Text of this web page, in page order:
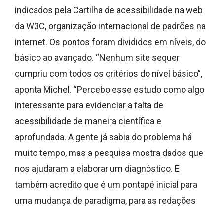
indicados pela Cartilha de acessibilidade na web
da W3C, organização internacional de padrões na
internet. Os pontos foram divididos em níveis, do
básico ao avançado. “Nenhum site sequer
cumpriu com todos os critérios do nível básico”,
aponta Michel. “Percebo esse estudo como algo
interessante para evidenciar a falta de
acessibilidade de maneira científica e
aprofundada. A gente já sabia do problema há
muito tempo, mas a pesquisa mostra dados que
nos ajudaram a elaborar um diagnóstico. E
também acredito que é um pontapé inicial para
uma mudança de paradigma, para as redações